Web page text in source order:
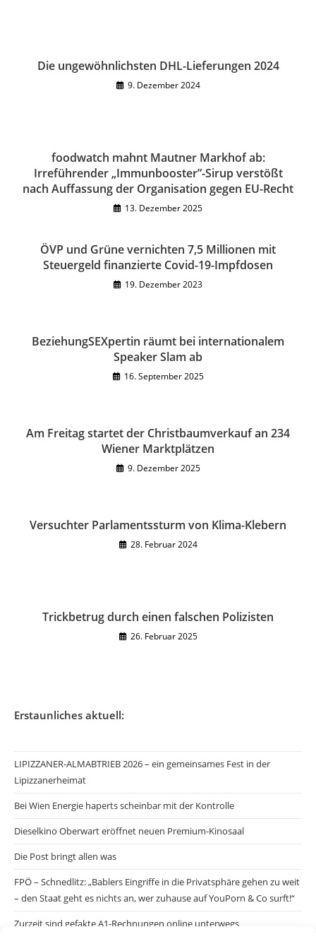
Die ungewöhnlichsten DHL-Lieferungen 2024
9. Dezember 2024
foodwatch mahnt Mautner Markhof ab:
Irreführender „Immunbooster”-Sirup verstößt
nach Auffassung der Organisation gegen EU-Recht
13. Dezember 2025
ÖVP und Grüne vernichten 7,5 Millionen mit
Steuergeld finanzierte Covid-19-Impfdosen
19. Dezember 2023
BeziehungSEXpertin räumt bei internationalem
Speaker Slam ab
16. September 2025
Am Freitag startet der Christbaumverkauf an 234
Wiener Marktplätzen
9. Dezember 2025
Versuchter Parlamentssturm von Klima-Klebern
28. Februar 2024
Trickbetrug durch einen falschen Polizisten
26. Februar 2025
Erstaunliches aktuell:
LIPIZZANER-ALMABTRIEB 2026 – ein gemeinsames Fest in der
Lipizzanerheimat
Bei Wien Energie haperts scheinbar mit der Kontrolle
Dieselkino Oberwart eröffnet neuen Premium-Kinosaal
Die Post bringt allen was
FPÖ – Schnedlitz: „Bablers Eingriffe in die Privatsphäre gehen zu weit
– den Staat geht es nichts an, wer zuhause auf YouPorn & Co surft!“
Zurzeit sind gefakte A1-Rechnungen online unterwegs